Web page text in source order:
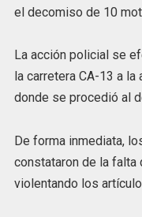
el decomiso de 10
La acción policial se
la carretera CA-13 a
donde se procedió al
De forma inmediata,
constataron de la falta
violentando los